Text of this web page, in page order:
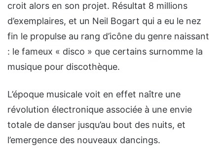
croit alors en son projet. Résultat 8 millions
d’exemplaires, et un Neil Bogart qui a eu le nez
fin le propulse au rang d’icône du genre naissant
: le fameux « disco » que certains surnomme la
musique pour discothèque.
L’époque musicale voit en effet naître une
révolution électronique associée à une envie
totale de danser jusqu’au bout des nuits, et
l’emergence des nouveaux dancings.